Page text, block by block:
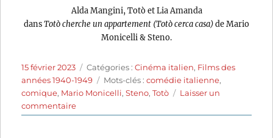
Alda Mangini, Totò et Lia Amanda
dansTotò cherche un appartement (Totò cerca casa)de Mario
Monicelli & Steno.
Publié
le
15 février 2023 Catégories
Catégories :Cinéma italien, Films des
années 1940-1949
Étiquettes
Mots-clés :comédie italienne,
comique, Mario Monicelli,Steno,Totò
Laisser un
commentairesur
Totò